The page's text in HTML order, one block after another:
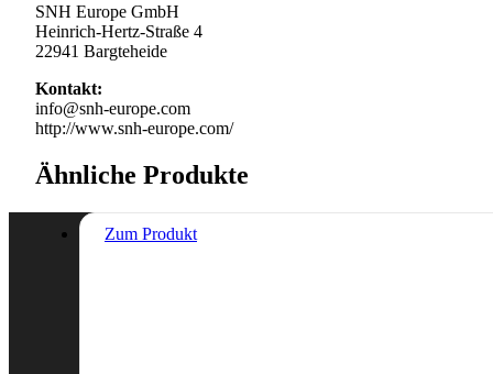
SNH Europe GmbH
Heinrich-Hertz-Straße 4
22941 Bargteheide
Kontakt:
info@snh-europe.com
http://www.snh-europe.com/
Ähnliche Produkte
Zum Produkt